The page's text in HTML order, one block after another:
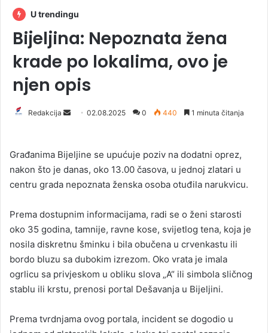
U trendingu
Bijeljina: Nepoznata žena
krade po lokalima, ovo je
njen opis
Redakcija
d
a
n
m
i
l
02.08.2025 0 440 1 minuta čitanja
Građanima Bijeljine se upućuje poziv na dodatni oprez,
nakon što je danas, oko 13.00 časova, u jednoj zlatari u
centru grada nepoznata ženska osoba otuđila narukvicu.
Prema dostupnim informacijama, radi se o ženi starosti
oko 35 godina, tamnije, ravne kose, svijetlog tena, koja je
nosila diskretnu šminku i bila obučena u crvenkastu ili
bordo bluzu sa dubokim izrezom. Oko vrata je imala
ogrlicu sa privjeskom u obliku slova „A“ ili simbola sličnog
stablu ili krstu, prenosi portal Dešavanja u Bijeljini.
Prema tvrdnjama ovog portala, incident se dogodio u